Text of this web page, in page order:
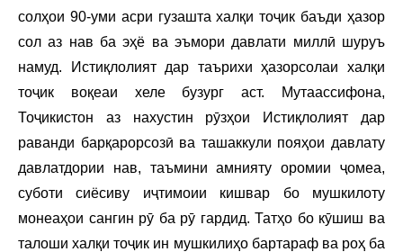
солҳои 90-уми асри гузашта халқи тоҷик баъди ҳазор
сол аз нав ба эҳё ва эъмори давлати миллӣ шуруъ
намуд. Истиқлолият дар таърихи ҳазорсолаи халқи
тоҷик воқеаи хеле бузург аст. Мутаассифона,
Тоҷикистон аз нахустин рӯзҳои Истиқлолият дар
раванди барқарорсозӣ ва ташаккули пояҳои давлату
давлатдории нав, таъмини амнияту оромии ҷомеа,
суботи сиёсиву иҷтимоии кишвар бо мушкилоту
монеаҳои сангин рӯ ба рӯ гардид. Татҳо бо кӯшиш ва
талоши халқи тоҷик ин мушкилиҳо бартараф ва роҳ ба